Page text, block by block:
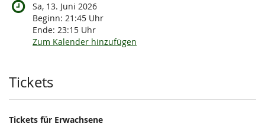
Sa, 13. Juni 2026
Beginn: 21:45 Uhr
Ende: 23:15 Uhr
Zum Kalender hinzufügen
Produkte
Tickets
Tickets für Erwachsene